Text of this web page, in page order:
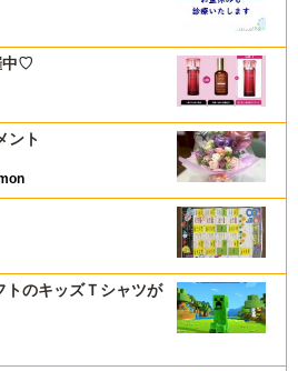
中♡
ント
トのキッズＴシャツが